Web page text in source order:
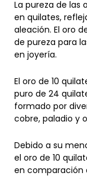
en quilates,
aleación. El oro
de pureza para
en joyería.
puro de 24
formado por
cobre, paladio y
el oro de 10
en comparación
pureza, como el